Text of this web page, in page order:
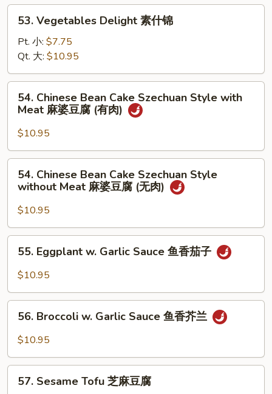
兰
Vegetables
Delight
什
锦
53. Vegetables Delight 素什锦
Pt. 小: $7.75
Qt. 大: $10.95
Chinese
Bean
Cake
Szechuan
Style
with
Meat
豆
肉)
54. Chinese Bean Cake Szechuan Style with
Meat 麻婆豆腐 (有肉)
$10.95
Chinese
Bean
Cake
Szechuan
Style
without
Meat
婆
(无
肉)
54. Chinese Bean Cake Szechuan Style
without Meat 麻婆豆腐 (无肉)
$10.95
Eggplant
Sauce
子
55. Eggplant w. Garlic Sauce 鱼香茄子
$10.95
Broccoli
Sauce
56. Broccoli w. Garlic Sauce 鱼香芥兰
$10.95
Sesame
57. Sesame Tofu 芝麻豆腐